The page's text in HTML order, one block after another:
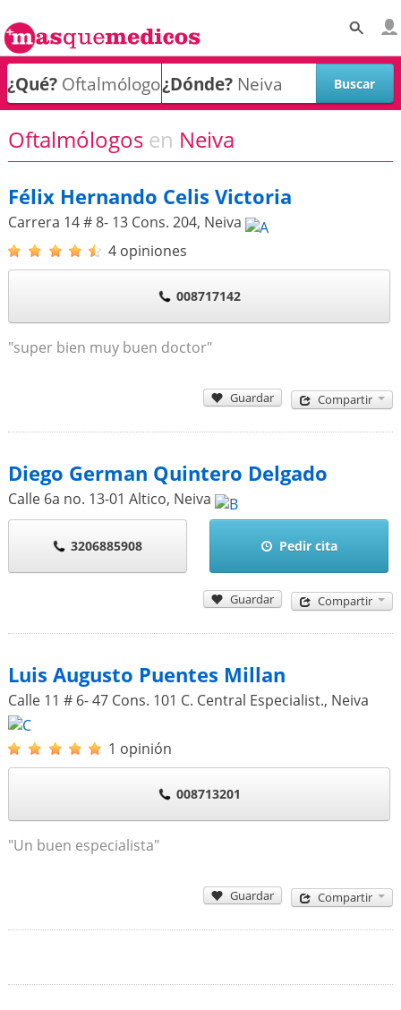
¿Qué? ¿Dónde?
Oftalmólogos en Neiva
Félix Hernando Celis Victoria
Carrera 14 # 8- 13 Cons. 204, Neiva
4 opiniones
008717142
"super bien muy buen doctor"
Guardar Compartir
Diego German Quintero Delgado
Calle 6a no. 13-01 Altico, Neiva
3206885908 Pedir cita
Guardar Compartir
Luis Augusto Puentes Millan
Calle 11 # 6- 47 Cons. 101 C. Central Especialist., Neiva
1 opinión
008713201
"Un buen especialista"
Guardar Compartir